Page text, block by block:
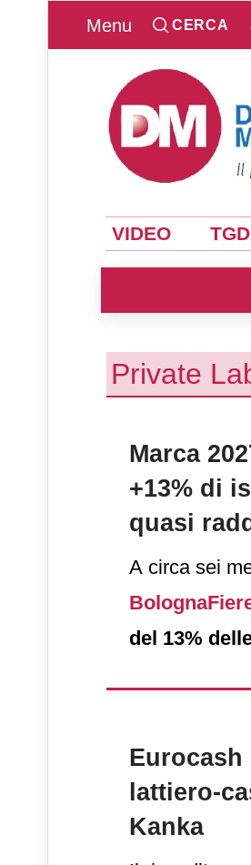
Menu CERCA
VIDEO
Private
Marca
+13% di
quasi
A circa sei
del 13%
lattiero-
Kanka